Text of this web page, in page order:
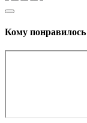
Кому понравилось